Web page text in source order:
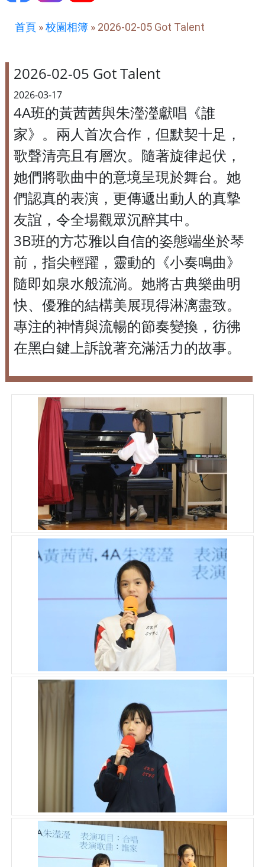
首頁 »校園相簿 » 2026-02-05 Got Talent
2026-02-05 Got Talent
2026-03-17
4A班的黃茜茜與朱瀅瀅獻唱《誰
家》。兩人首次合作，但默契十足，
歌聲清亮且有層次。隨著旋律起伏，
她們將歌曲中的意境呈現於舞台。她
們認真的表演，更傳遞出動人的真摯
友誼，令全場觀眾沉醉其中。
3B班的方芯雅以自信的姿態端坐於琴
前，指尖輕躍，靈動的《小奏鳴曲》
隨即如泉水般流淌。她將古典樂曲明
快、優雅的結構美展現得淋漓盡致。
專注的神情與流暢的節奏變換，彷彿
在黑白鍵上訴說著充滿活力的故事。